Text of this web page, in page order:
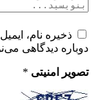
ذخیره نام،
دوباره دیدگاهی
تصویر امنیتی *